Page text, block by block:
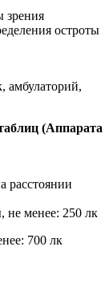
зрения
остроты
амбулаторий,
(Аппарата
расстоянии
не менее: 250 лк
700 лк